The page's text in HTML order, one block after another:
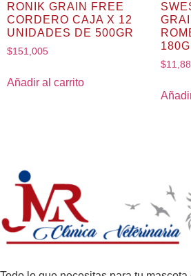
RONIK GRAIN FREE
CORDERO CAJA X 12
UNIDADES DE 500GR
$151,005
Añadir al carrito
$